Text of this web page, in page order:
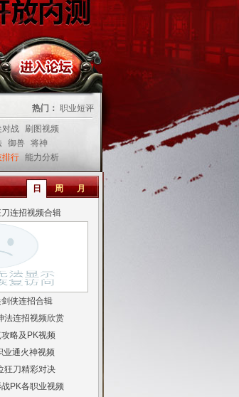
进入论坛
热门： 职业短评
对战
刷图视频
御兽
将神
排行 能力分析
日 周 月
连招视频合辑
侠连招合辑
法连招视频欣赏
略及PK视频
业通火神视频
狂刀精彩对决
PK各职业视频